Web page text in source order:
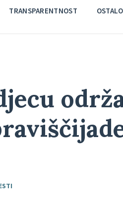
TRANSPARENTNOST OSTALO